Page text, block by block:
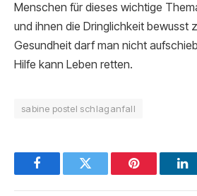
Menschen für dieses wichtige
und ihnen die Dringlichkeit bewusst
Gesundheit darf man nicht
Hilfe kann Leben retten.
sabine postel schlaganfall
FacebookTwitter Pinterest